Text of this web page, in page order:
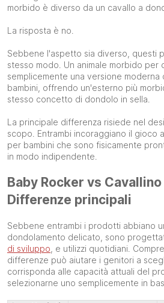
morbido è diverso da un cavallo a
La risposta è no.
Sebbene l'aspetto sia diverso, questi
stesso modo. Un animale morbido per
semplicemente una versione moderna
bambini, offrendo un'esterno più
stesso concetto di dondolo in sella.
La principale differenza risiede nel
scopo. Entrambi incoraggiano il gioco
per bambini che sono fisicamente
in modo indipendente.
Baby Rocker vs
Differenze principali
Sebbene entrambi i prodotti abbiano
dondolamento delicato, sono
di sviluppo , e utilizzi quotidiani.
differenze può aiutare i genitori a
corrisponda alle capacità attuali del
selezionarne uno semplicemente in